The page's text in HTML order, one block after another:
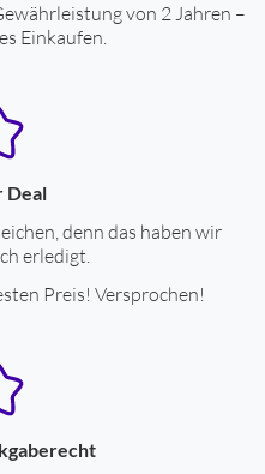
von 2 Jahren –
Einkaufen.
Deal
denn das haben wir
erledigt.
Preis! Versprochen!